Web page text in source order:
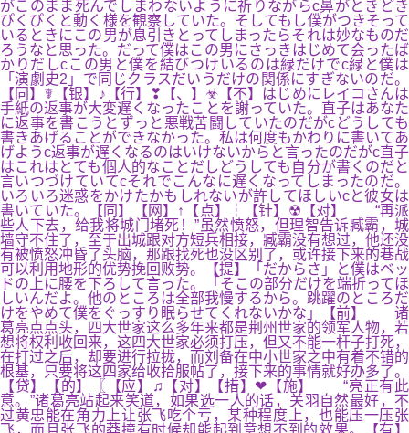
がこのまま死んでしまわないように祈りながらc鼻がときどき
ぴくぴくと動く様を観察していた。そしてもし僕がつきそって
いるときにこの男が息引きとってしまったらそれは妙なものだ
ろうなと思った。だって僕はこの男にさっきはじめて会ったば
かりだしcこの男と僕を結びつけいるのは緑だけでc緑と僕は
「演劇史2」で同じクラスだいうだけの関係にすぎないのだ。
【同】☤【银】♪【行】❣【、】☣【不】はじめにレイコさんは
手紙の返事が大変遅くなったことを謝っていた。直子はあなた
に返事を書こうとずっと悪戦苦闘していたのだがcどうしても
書きあげることができなかった。私は何度もかわりに書いてあ
げようc返事が遅くなるのはいけないからと言ったのだがc直子
はこれはとても個人的なことだしどうしても自分が書くのだと
言いつづけていてcそれでこんなに遅くなってしまったのだ。
いろいろ迷惑をかけたかもしれないが許してほしいcと彼女は
書いていた。【同】【网】↑【点】┆【针】☢【对】 “再派
些人下去，给我将城门堵死！”虽然愤怒，但理智告诉臧霸，城
墙守不住了，至于出城跟对方短兵相接，臧霸没有想过，他还没
有被愤怒冲昏了头脑，那跟找死也没区别了，或许接下来的巷战
可以利用地形的优势挽回败势。【提】「だからさ」と僕はベッ
ドの上に腰を下ろして言った。「そこの部分だけを端折ってほ
しいんだよ。他のところは全部我慢するから。跳躍のところだ
けをやめて僕をぐっすり眠らせてくれないかな」【前】 诸
葛亮点点头，四大世家这么多年来都是荆州世家的领军人物，若
想将权利收回来，这四大世家必须打压，但又不能一杆子打死，
在打过之后，却要进行拉拢，而刘备在中小世家之中有着不错的
根基，只要将这四家给收拾服帖了，接下来的事情就好办多了。
【贷】【的】〖【应】♫【对】【措】❤【施】 “亮正有此
意。”诸葛亮站起来笑道，如果选一人的话，关羽自然最好，不
过黄忠能在角力上让张飞吃个亏，某种程度上，也能压一压张
飞，而且张飞的莽撞有时候却能起到意想不到的效果。【有】